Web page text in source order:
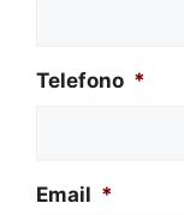
Telefono *
Email *